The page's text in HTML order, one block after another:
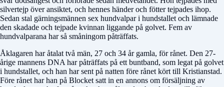
silvertejp över ansiktet, och hennes händer och fötter tejpades ihop.
Sedan stal gärningsmännen sex hundvalpar i hundstallet och lämnade
den skadade och tejpade kvinnan liggande på golvet. Fem av
hundvalparana har så småningom påträffats.
Åklagaren har åtalat två män, 27 och 34 år gamla, för rånet. Den 27-
årige mannens DNA har påträffats på ett buntband, som legat på golvet
i hundstallet, och han har sent på natten före rånet kört till Kristianstad.
Före rånet har han på Blocket satt in en annons om försäljning av